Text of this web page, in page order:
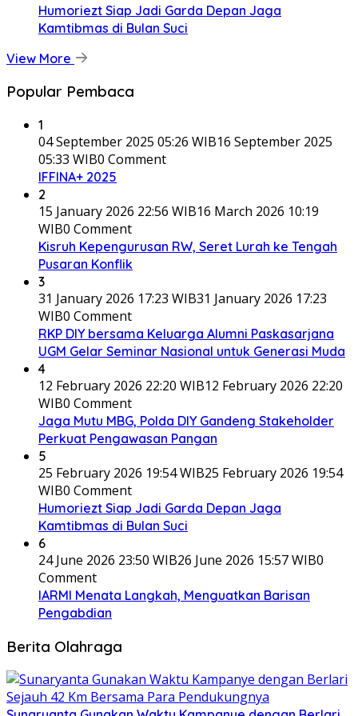
Humoriezt Siap Jadi Garda Depan Jaga
Kamtibmas di Bulan Suci
View More
Popular Pembaca
1
04 September 2025 05:26 WIB16 September 2025
05:33 WIB0 Comment
IFFINA+ 2025
2
15 January 2026 22:56 WIB16 March 2026 10:19
WIB0 Comment
Kisruh Kepengurusan RW, Seret Lurah ke Tengah
Pusaran Konflik
3
31 January 2026 17:23 WIB31 January 2026 17:23
WIB0 Comment
RKP DIY bersama Keluarga Alumni Paskasarjana
UGM Gelar Seminar Nasional untuk Generasi Muda
4
12 February 2026 22:20 WIB12 February 2026 22:20
WIB0 Comment
Jaga Mutu MBG, Polda DIY Gandeng Stakeholder
Perkuat Pengawasan Pangan
5
25 February 2026 19:54 WIB25 February 2026 19:54
WIB0 Comment
Humoriezt Siap Jadi Garda Depan Jaga
Kamtibmas di Bulan Suci
6
24 June 2026 23:50 WIB26 June 2026 15:57 WIB0
Comment
IARMI Menata Langkah, Menguatkan Barisan
Pengabdian
Berita Olahraga